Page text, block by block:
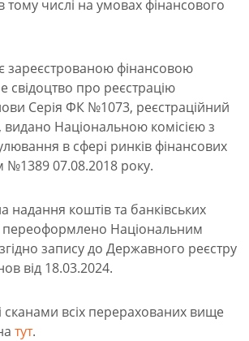
тому числі на умовах фінансового
зареєстрованою фінансовою
свідоцтво про реєстрацію
Серія ФК №1073, реєстраційний
Національною комісією з
в сфері ринків фінансових
№1389 07.08.2018 року.
надання коштів та банківських
переоформлено Національним
запису до Державного реєстру
від 18.03.2024.
сканами всіх перерахованих вище
тут.